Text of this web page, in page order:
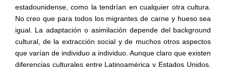
estadounidense, como la tendrían en cualquier otra cultura.
No creo que para todos los migrantes de carne y hueso sea
igual. La adaptación o asimilación depende del background
cultural, de la extracción social y de muchos otros aspectos
que varían de individuo a individuo. Aunque claro que existen
diferencias culturales entre Latinoamérica y Estados Unidos.